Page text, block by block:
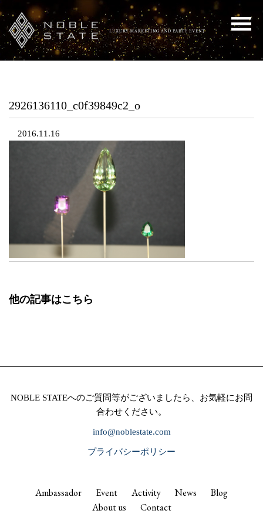
2926136110_c0f39849c2_o
2016.11.16
他の記事はこちら
NOBLE STATEへのご質問等がございましたら、お気軽にお問
合わせください。
info@noblestate.com
プライバシーポリシー
Ambassador Event Activity News
Blog
About us
Contact